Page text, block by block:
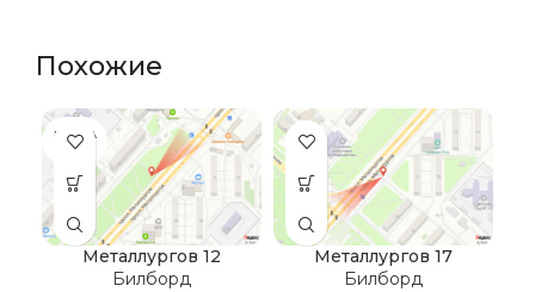
Похожие
ПРОДА
НО
Металлургов 12
Билборд
Металлургов 17
Билборд